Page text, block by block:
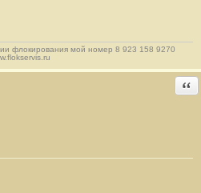
флокирования мой номер 8 923 158 9270